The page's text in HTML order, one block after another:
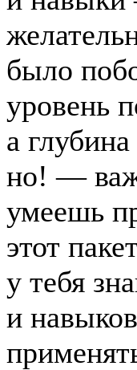
было
уровень
а
но! —
умеешь
этот
у тебя
и